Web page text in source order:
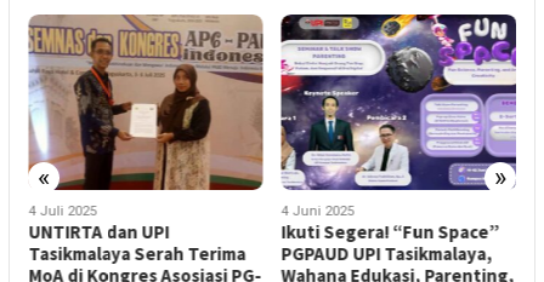
« »
4 Juli 2025
UNTIRTA dan UPI
Tasikmalaya Serah Terima
MoA di Kongres Asosiasi PG-
4 Juni 2025
Ikuti Segera! “Fun Space”
PGPAUD UPI Tasikmalaya,
Wahana Edukasi, Parenting,